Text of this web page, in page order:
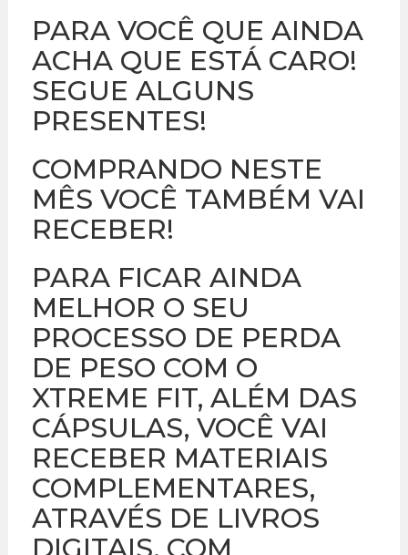
PARA VOCÊ QUE AINDA
ACHA QUE ESTÁ CARO!
SEGUE ALGUNS
PRESENTES!
COMPRANDO NESTE
MÊS VOCÊ TAMBÉM VAI
RECEBER!
PARA FICAR AINDA
MELHOR O SEU
PROCESSO DE PERDA
DE PESO COM O
XTREME FIT, ALÉM DAS
CÁPSULAS, VOCÊ VAI
RECEBER MATERIAIS
COMPLEMENTARES,
ATRAVÉS DE LIVROS
DIGITAIS, COM